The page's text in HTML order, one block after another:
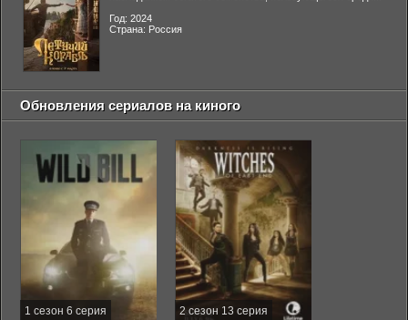
Год: 2024
Страна: Россия
Обновления сериалов на киного
1 сезон 6 серия 2 сезон 13 серия